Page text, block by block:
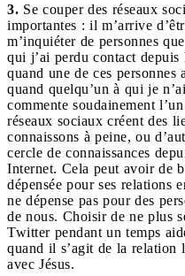
3. Se couper des réseaux
importantes : il m’arrive
m’inquiéter de personnes
qui j’ai perdu contact depuis
quand une de ces
quand quelqu’un à qui je
commente soudainement
réseaux sociaux créent des
connaissons à peine, ou
cercle de connaissances
Internet. Cela peut avoir de
dépensée pour ses relations
ne dépense pas pour des
de nous. Choisir de ne plus
Twitter pendant un temps
quand il s’agit de la
avec Jésus.